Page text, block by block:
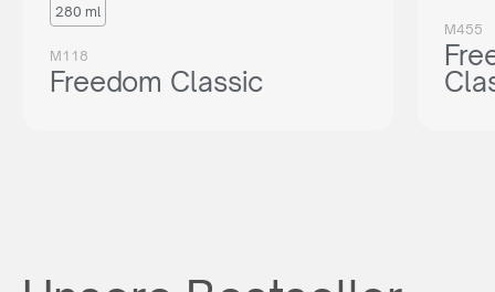
280 ml
M118
Freedom Classic
M455